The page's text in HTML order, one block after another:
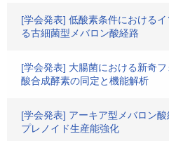
[学会発表] 低酸素条件における
る古細菌型メバロン酸経路
[学会発表] 大腸菌における新奇
酸合成酵素の同定と機能解析
[学会発表] アーキア型メバロン
プレノイド生産能強化